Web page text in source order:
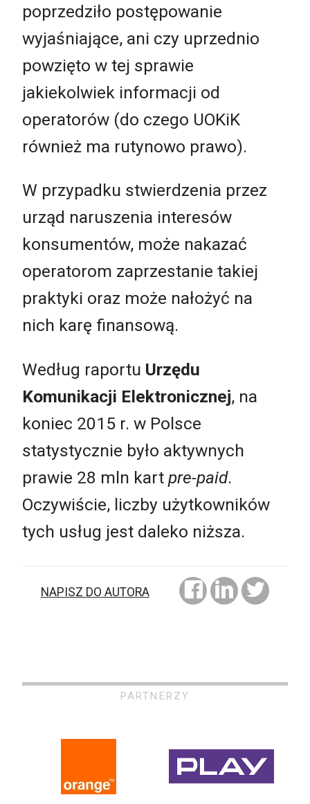
poprzedziło postępowanie
wyjaśniające, ani czy uprzednio
powzięto w tej sprawie
jakiekolwiek informacji od
operatorów (do czego UOKiK
również ma rutynowo prawo).
W przypadku stwierdzenia przez
urząd naruszenia interesów
konsumentów, może nakazać
operatorom zaprzestanie takiej
praktyki oraz może nałożyć na
nich karę finansową.
Według raportu Urzędu
Komunikacji Elektronicznej, na
koniec 2015 r. w Polsce
statystycznie było aktywnych
prawie 28 mln kart pre-paid.
Oczywiście, liczby użytkowników
tych usług jest daleko niższa.
NAPISZ DO AUTORA
PARTNERZY